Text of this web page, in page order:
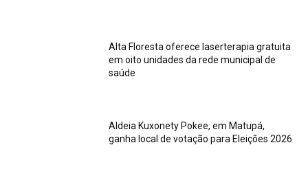
Alta Floresta oferece laserterapia gratuita
em oito unidades da rede municipal de
saúde
Aldeia Kuxonety Pokee, em Matupá,
ganha local de votação para Eleições 2026